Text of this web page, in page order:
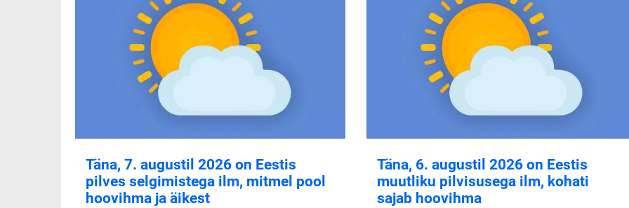
Täna, 7. augustil 2026 on Eestis
pilves selgimistega ilm, mitmel pool
hoovihma ja äikest
Täna, 6. augustil 2026 on Eestis
muutliku pilvisusega ilm, kohati
sajab hoovihma